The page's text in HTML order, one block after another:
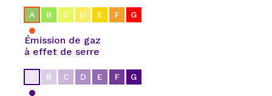
A B C D E F G
Émission de gaz
à effet de serre
A B C D E F G